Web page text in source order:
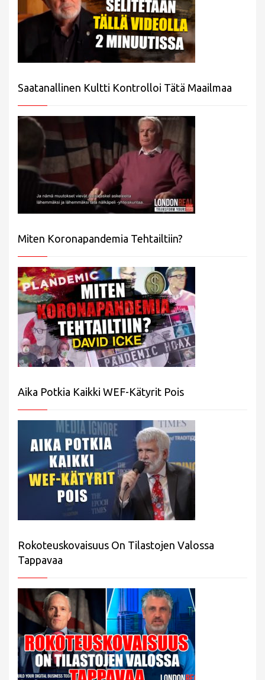
Saatanallinen Kultti Kontrolloi Tätä Maailmaa
Miten Koronapandemia Tehtailtiin?
Aika Potkia Kaikki WEF-Kätyrit Pois
Rokoteuskovaisuus On Tilastojen Valossa
Tappavaa